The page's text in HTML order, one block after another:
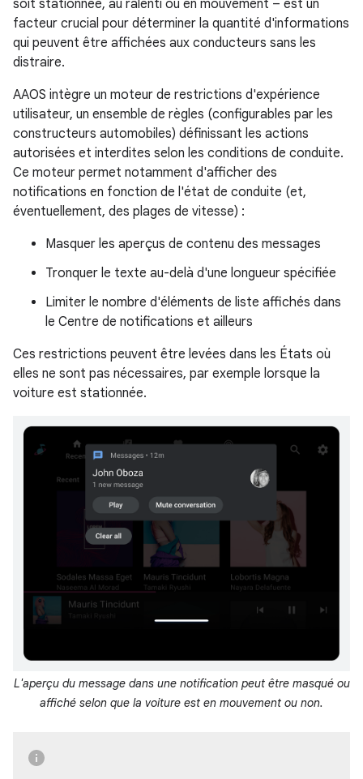
soit stationnée, au ralenti ou en mouvement – ​​est un
facteur crucial pour déterminer la quantité d'informations
qui peuvent être affichées aux conducteurs sans les
distraire.
AAOS intègre un moteur de restrictions d'expérience
utilisateur, un ensemble de règles (configurables par les
constructeurs automobiles) définissant les actions
autorisées et interdites selon les conditions de conduite.
Ce moteur permet notamment d'afficher des
notifications en fonction de l'état de conduite (et,
éventuellement, des plages de vitesse) :
Masquer les aperçus de contenu des messages
Tronquer le texte au-delà d'une longueur spécifiée
Limiter le nombre d'éléments de liste affichés dans
le Centre de notifications et ailleurs
Ces restrictions peuvent être levées dans les États où
elles ne sont pas nécessaires, par exemple lorsque la
voiture est stationnée.
L'aperçu du message dans une notification peut être masqué ou
affiché selon que la voiture est en mouvement ou non.